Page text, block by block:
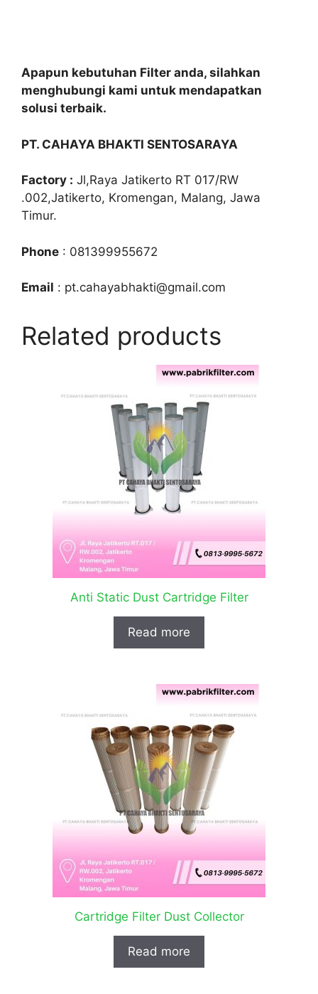
Apapun kebutuhan Filter anda, silahkan
menghubungi kami untuk mendapatkan
solusi terbaik.
PT. CAHAYA BHAKTI SENTOSARAYA
Factory : Jl,Raya Jatikerto RT 017/RW
.002,Jatikerto, Kromengan, Malang, Jawa
Timur.
Phone : 081399955672
Email : pt.cahayabhakti@gmail.com
Related products
Anti Static Dust Cartridge Filter
Read more
Cartridge Filter Dust Collector
Read more